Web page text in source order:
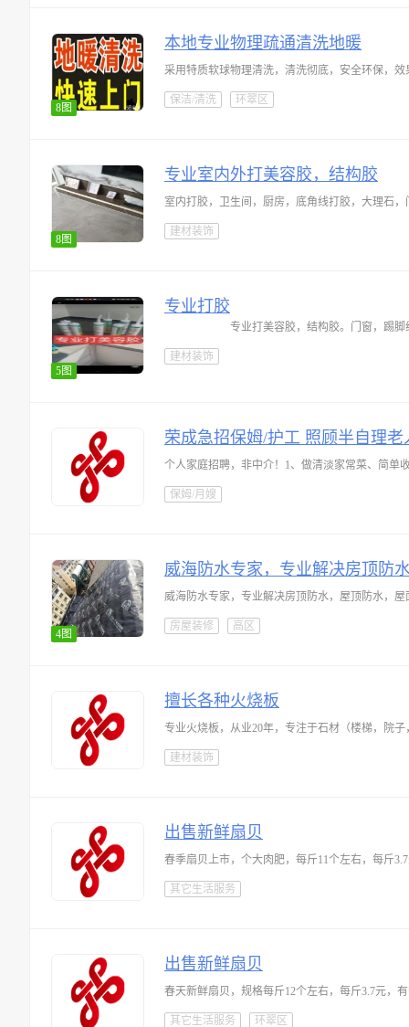
8图
本地专业物理疏通清洗地暖
采用特质软球物理清洗，清洗彻底，安全环保，效
保洁/清洗 环翠区
8图
专业室内外打美容胶，结构胶
室内打胶，卫生间，厨房，底角线打胶，大理石，
建材装饰
5图
专业打胶
专业打美容胶，结构胶。门窗，踢
建材装饰
荣成急招保姆/护工 照顾半自理老
保姆/月嫂
4图
威海防水专家，专业解决房顶防
威海防水专家，专业解决房顶防水，屋顶防水，
房屋装修 高区
擅长各种火烧板
专业火烧板，从业20年，专注于石材（楼梯，院
建材装饰
出售新鲜扇贝
春季扇贝上市，个大肉肥，每斤11个左右，每斤
其它生活服务
出售新鲜扇贝
春天新鲜扇贝，规格每斤12个左右，每斤3.7元，
其它生活服务 环翠区